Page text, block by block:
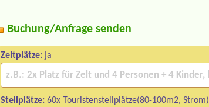
Buchung/Anfrage senden
Zeltplätze: ja
Stellplätze: 60x Touristenstellplätze(80-100m2, Strom)